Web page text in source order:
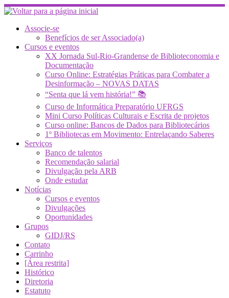
Skip
to
contentAssocie-se
Benefícios de ser Associado(a)
Cursos e eventos
XX Jornada Sul-Rio-Grandense de Biblioteconomia e
Documentação
Curso Online: Estratégias Práticas para Combater a
Desinformação – NOVAS DATAS
“Senta que lá vem história!” 📚
Curso de Informática Preparatório UFRGS
Mini Curso Políticas Culturais e Escrita de projetos
Curso online: Bancos de Dados para Bibliotecários
1º Bibliotecas em Movimento: Entrelaçando Saberes
Serviços
Banco de talentos
Recomendação salarial
Divulgação pela ARB
Onde estudar
Notícias
Cursos e eventos
Divulgações
Oportunidades
Grupos
GIDJ/RS
Contato
Carrinho
[Área restrita]
Histórico
Diretoria
Estatuto